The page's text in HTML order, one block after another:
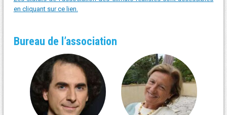
en cliquant sur ce lien.
Bureau de l’association